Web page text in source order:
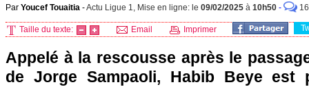
Par Youcef Touaitia -Actu Ligue 1, Mise en ligne: le 09/02/2025 à 10h50 - 16
Taille du texte: Email Imprimer
Appelé à la rescousse après le
de Jorge Sampaoli, Habib Beye est